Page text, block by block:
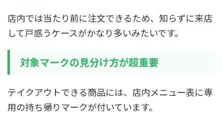
店内では当たり前に注文できるため、知らずに来店
して戸惑うケースがかなり多いみたいです。
対象マークの見分け方が超重要
テイクアウトできる商品には、店内メニュー表に専
用の持ち帰りマークが付いています。